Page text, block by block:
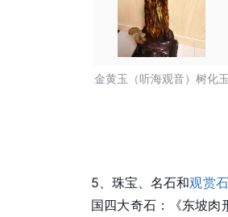
金黄玉（听海观音）树化
5、珠宝、名石和观赏石
国四大奇石：《东坡肉